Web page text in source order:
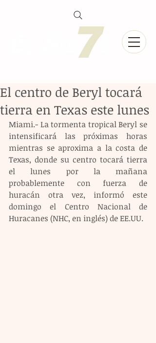
El centro de Beryl tocará
tierra en Texas este lunes
Miami.- La tormenta tropical Beryl se
intensificará las próximas horas
mientras se aproxima a la costa de
Texas, donde su centro tocará tierra
el lunes por la mañana
probablemente con fuerza de
huracán otra vez, informó este
domingo el Centro Nacional de
Huracanes (NHC, en inglés) de EE.UU.